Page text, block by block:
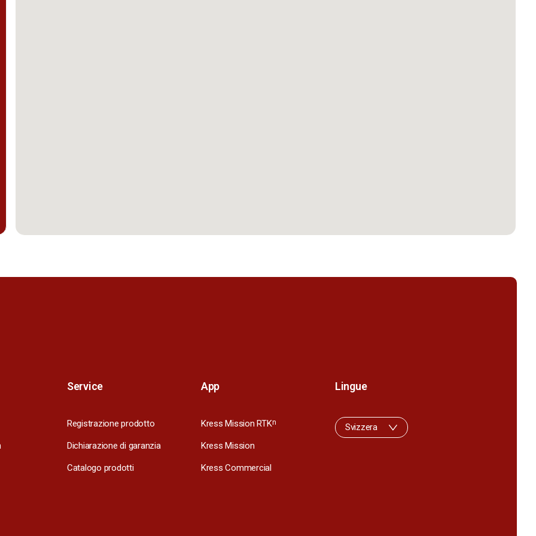
Service
Registrazione prodotto
Dichiarazione di garanzia
Catalogo prodotti
App
Kress Mission RTKn
Kress Mission
Kress Commercial
Lingue
Svizzera